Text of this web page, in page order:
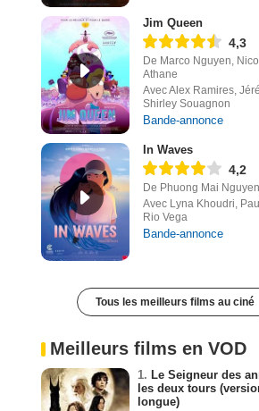
Jim Queen
4,3
De Marco Nguyen,
Athane
Avec Alex Ramires,
Shirley Souagnon
Bande-annonce
In Waves
4,2
De Phuong Mai Nguyen
Avec Lyna Khoudri,
Rio Vega
Bande-annonce
Tous les meilleurs films au ciné
Meilleurs films en VOD
1. Le Seigneur des
les deux tours
longue)